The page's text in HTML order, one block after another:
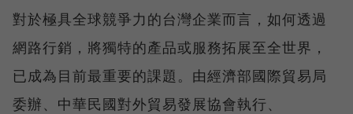
對於極具全球競爭力的台灣企業而言，如何透過
網路行銷，將獨特的產品或服務拓展至全世界，
已成為目前最重要的課題。由經濟部國際貿易局
委辦、中華民國對外貿易發展協會執行、